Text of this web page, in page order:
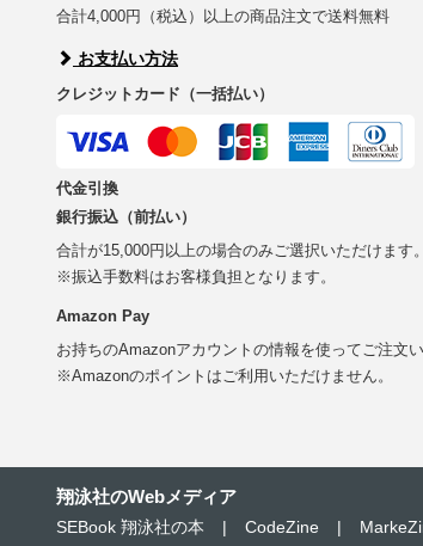
合計4,000円（税込）以上の商品注文で送料無料
お支払い方法
クレジットカード（一括払い）
代金引換
銀行振込（前払い）
合計が15,000円以上の場合のみご選択いただけます。
※振込手数料はお客様負担となります。
Amazon Pay
お持ちのAmazonアカウントの情報を使ってご注文い
※Amazonのポイントはご利用いただけません。
翔泳社のWebメディア
SEBook 翔泳社の本 | CodeZine |